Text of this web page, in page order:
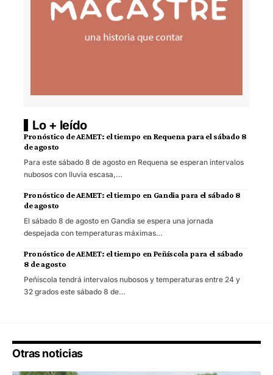
Lo + leído
Pronóstico de AEMET: el tiempo en Requena para el sábado 8
de agosto
Para este sábado 8 de agosto en Requena se esperan intervalos
nubosos con lluvia escasa,…
Pronóstico de AEMET: el tiempo en Gandia para el sábado 8
de agosto
El sábado 8 de agosto en Gandia se espera una jornada
despejada con temperaturas máximas…
Pronóstico de AEMET: el tiempo en Peñíscola para el sábado
8 de agosto
Peñíscola tendrá intervalos nubosos y temperaturas entre 24 y
32 grados este sábado 8 de…
Otras noticias